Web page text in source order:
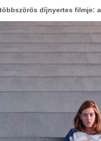
díjnyertes filmje: